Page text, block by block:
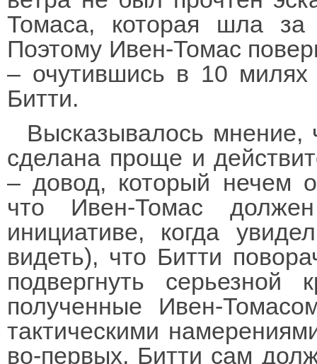
Томаса, которая шла
Поэтому Ивен-Томас
– очутившись в 10 милях
Битти.
Высказывалось мнение,
сделана проще и
– довод, который нечем
что Ивен-Томас
инициативе, когда
видеть), что Битти
подвергнуть серьезной
полученные Ивен-
тактическими
во-первых, Битти сам